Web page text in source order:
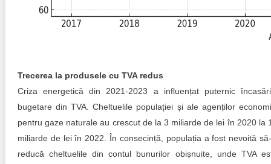
Trecerea la produsele cu TVA redus
Criza energetică din 2021-2023 a influențat puternic
bugetare din TVA. Cheltuelile populației și ale agenților
pentru gaze naturale au crescut de la 3 miliarde de lei în 2020 la
miliarde de lei în 2022. În consecință, populația a fost nevoită
reducă cheltuelile din contul bunurilor obișnuite, unde TVA